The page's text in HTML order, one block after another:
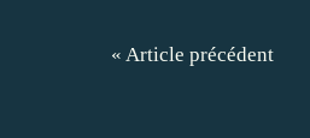
« Article précédent